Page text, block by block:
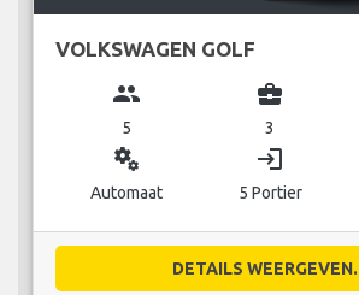
VOLKSWAGEN GOLF
group
5
business_center
3
miscellaneous_services
Automaat
login
5 Portier
DETAILS